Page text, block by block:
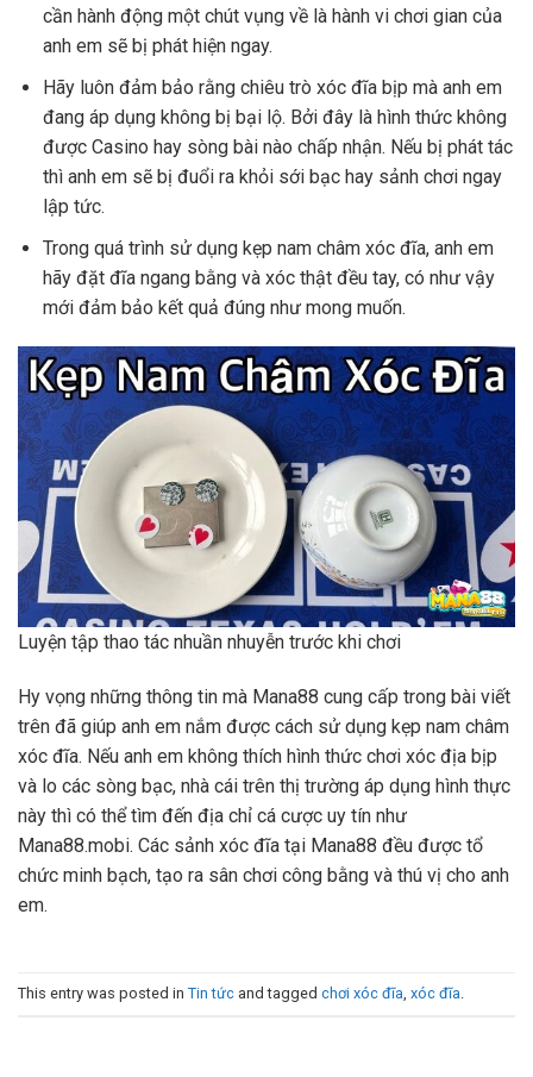
cần hành động một chút vụng về là hành vi chơi gian của
anh em sẽ bị phát hiện ngay.
Hãy luôn đảm bảo rằng chiêu trò xóc đĩa bịp mà anh em
đang áp dụng không bị bại lộ. Bởi đây là hình thức không
được Casino hay sòng bài nào chấp nhận. Nếu bị phát tác
thì anh em sẽ bị đuổi ra khỏi sới bạc hay sảnh chơi ngay
lập tức.
Trong quá trình sử dụng kẹp nam châm xóc đĩa, anh em
hãy đặt đĩa ngang bằng và xóc thật đều tay, có như vậy
mới đảm bảo kết quả đúng như mong muốn.
Luyện tập thao tác nhuần nhuyễn trước khi chơi
Hy vọng những thông tin mà Mana88 cung cấp trong bài viết
trên đã giúp anh em nắm được cách sử dụng kẹp nam châm
xóc đĩa. Nếu anh em không thích hình thức chơi xóc địa bịp
và lo các sòng bạc, nhà cái trên thị trường áp dụng hình thực
này thì có thể tìm đến địa chỉ cá cược uy tín như
Mana88.mobi. Các sảnh xóc đĩa tại Mana88 đều được tổ
chức minh bạch, tạo ra sân chơi công bằng và thú vị cho anh
em.
This entry was posted in Tin tức and tagged chơi xóc đĩa xóc đĩa